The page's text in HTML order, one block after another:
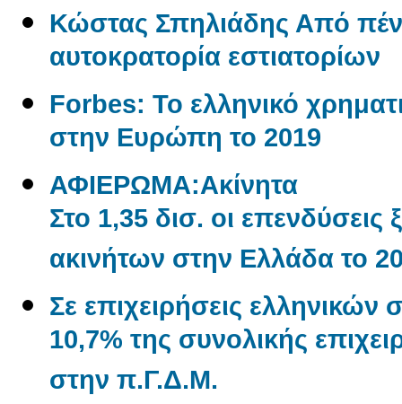
Κώστας Σπηλιάδης Από
αυτοκρατορία εστιατορίων
Forbes: Το ελληνικό
στην Ευρώπη το 2019
ΑΦΙΕΡΩΜΑ:Aκίνητα
Στο 1,35 δισ. οι
ακινήτων στην Ελλάδα το
Σε επιχειρήσεις
10,7% της συνολικής
στην π.Γ.Δ.Μ.